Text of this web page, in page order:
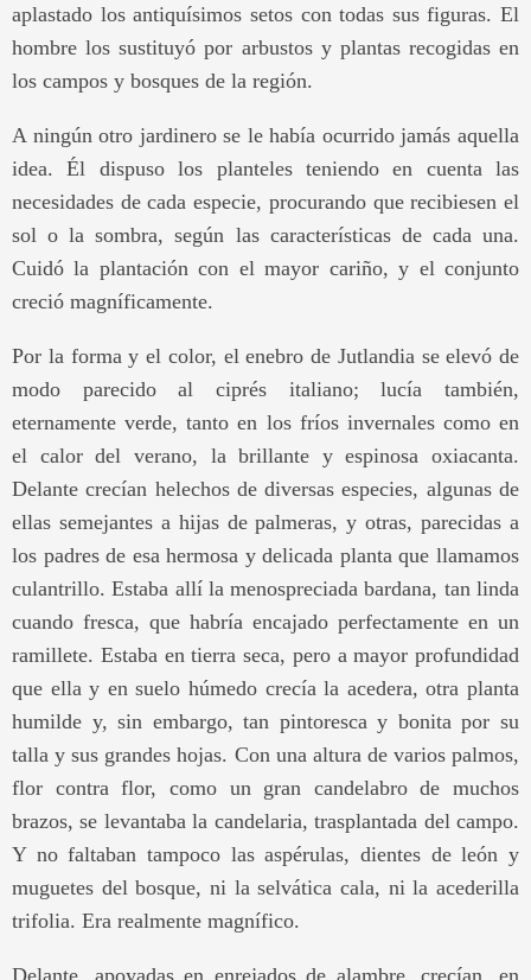
aplastado los antiquísimos setos con todas sus figuras. El
hombre los sustituyó por arbustos y plantas recogidas en
los campos y bosques de la región.
A ningún otro jardinero se le había ocurrido jamás aquella
idea. Él dispuso los planteles teniendo en cuenta las
necesidades de cada especie, procurando que recibiesen el
sol o la sombra, según las características de cada una.
Cuidó la plantación con el mayor cariño, y el conjunto
creció magníficamente.
Por la forma y el color, el enebro de Jutlandia se elevó de
modo parecido al ciprés italiano; lucía también,
eternamente verde, tanto en los fríos invernales como en
el calor del verano, la brillante y espinosa oxiacanta.
Delante crecían helechos de diversas especies, algunas de
ellas semejantes a hijas de palmeras, y otras, parecidas a
los padres de esa hermosa y delicada planta que llamamos
culantrillo. Estaba allí la menospreciada bardana, tan linda
cuando fresca, que habría encajado perfectamente en un
ramillete. Estaba en tierra seca, pero a mayor profundidad
que ella y en suelo húmedo crecía la acedera, otra planta
humilde y, sin embargo, tan pintoresca y bonita por su
talla y sus grandes hojas. Con una altura de varios palmos,
flor contra flor, como un gran candelabro de muchos
brazos, se levantaba la candelaria, trasplantada del campo.
Y no faltaban tampoco las aspérulas, dientes de león y
muguetes del bosque, ni la selvática cala, ni la acederilla
trifolia. Era realmente magnífico.
Delante, apoyadas en enrejados de alambre, crecían, en